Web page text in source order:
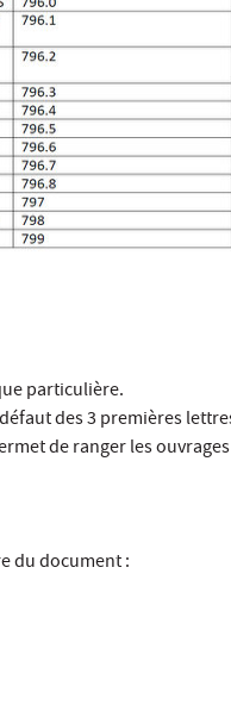
particulière.
des 3 premières
de ranger les
du document :